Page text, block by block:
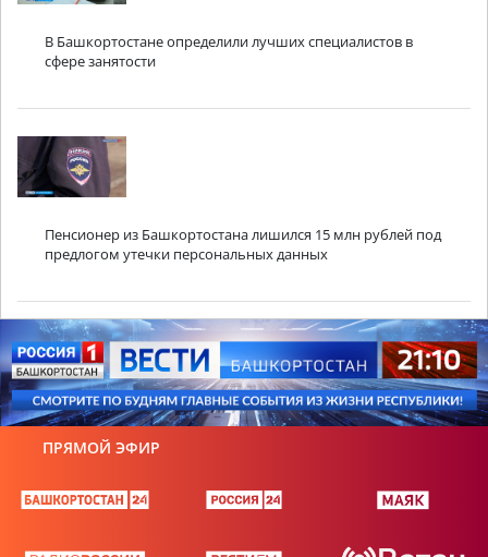
В Башкортостане определили лучших специалистов в
сфере занятости
Пенсионер из Башкортостана лишился 15 млн рублей под
предлогом утечки персональных данных
ПРЯМОЙ ЭФИР